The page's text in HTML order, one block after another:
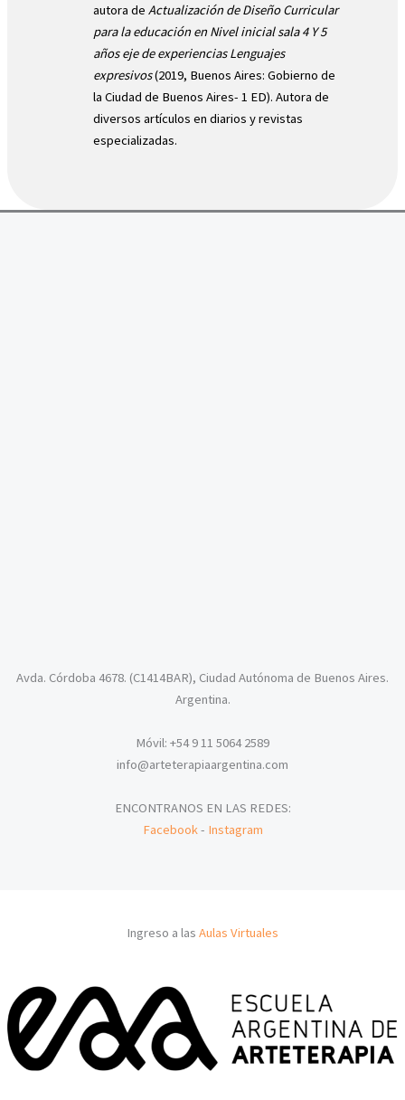
autora de Actualización de Diseño Curricular
para la educación en Nivel inicial sala 4 Y 5
años eje de experiencias Lenguajes
expresivos(2019, Buenos Aires: Gobierno de
la Ciudad de Buenos Aires- 1 ED). Autora de
diversos artículos en diarios y revistas
especializadas.
Avda. Córdoba 4678. (C1414BAR), Ciudad Autónoma de Buenos Aires.
Argentina.
Móvil: +54 9 11 5064 2589
info@arteterapiaargentina.com
ENCONTRANOS EN LAS REDES:
Facebook- Instagram
Ingreso a las Aulas Virtuales